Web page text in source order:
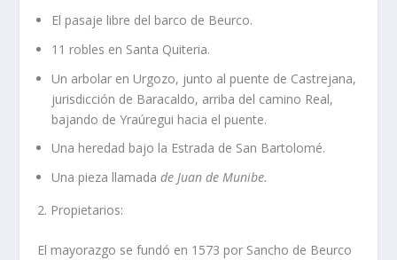
El pasaje libre del barco de Beurco.
11 robles en Santa Quiteria.
Un arbolar en Urgozo, junto al puente de Castrejana,
jurisdicción de Baracaldo, arriba del camino Real,
bajando de Yraúregui hacia el puente.
Una heredad bajo la Estrada de San Bartolomé.
Una pieza llamadade Juan de Munibe.
2. Propietarios:
El mayorazgo se fundó en 1573 por Sancho de Beurco